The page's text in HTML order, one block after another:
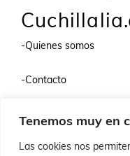
Tenemos muy en
Las cookies nos
-Quienes somos
-Contacto
-Política de privacidad
-Condiciones de uso